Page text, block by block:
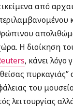
από
Η διοίκηση
, κάνει λόγο
πυρκαγιάς”
του
λειτουργίας